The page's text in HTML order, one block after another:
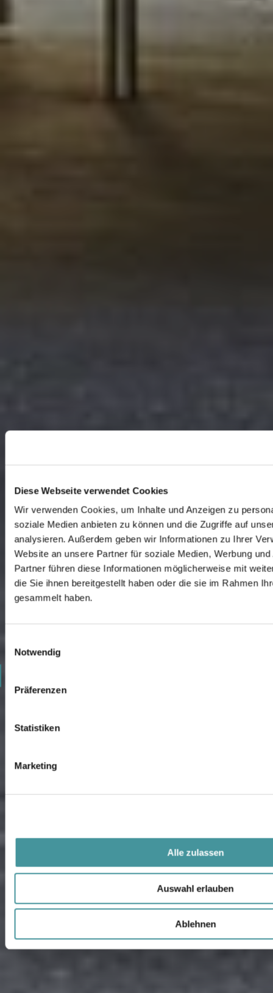
Diese Webseite verwendet Cookies
Wir verwenden Cookies, um Inhalte und Anzeigen zu
soziale Medien anbieten zu können und die Zugriffe auf
analysieren. Außerdem geben wir Informationen zu Ihrer
Website an unsere Partner für soziale Medien, Werbung
Partner führen diese Informationen möglicherweise mit
die Sie ihnen bereitgestellt haben oder die sie im Rahmen
gesammelt haben.
Notwendig
Präferenzen
Statistiken
Marketing
Alle zulassen
Auswahl erlauben
Ablehnen
4
5